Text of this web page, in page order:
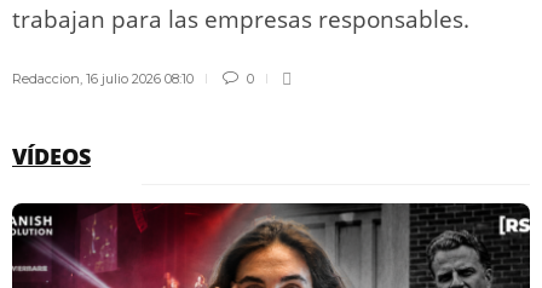
trabajan para las empresas responsables.
Redaccion 16 julio 2026 08:10 0
VÍDEOS